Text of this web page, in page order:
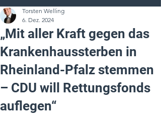
„Mit aller Kraft gegen das
Krankenhaussterben in
Rheinland-Pfalz stemmen
– CDU will Rettungsfonds
auflegen“
Torsten Welling
6. Dez. 2024